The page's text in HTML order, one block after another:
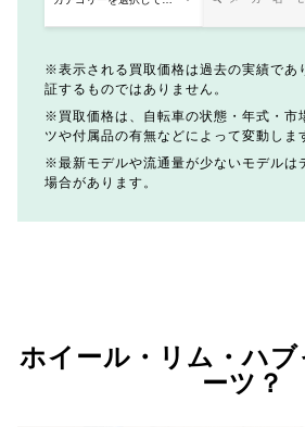
表示される買取価格は過去の実績であ
証するものではありません。
買取価格は、自転車の状態・年式・市
ツや付属品の有無などによって変動しま
最新モデルや流通量が少ないモデルは
場合があります。
ホイール・リム・ハ
ーツ？